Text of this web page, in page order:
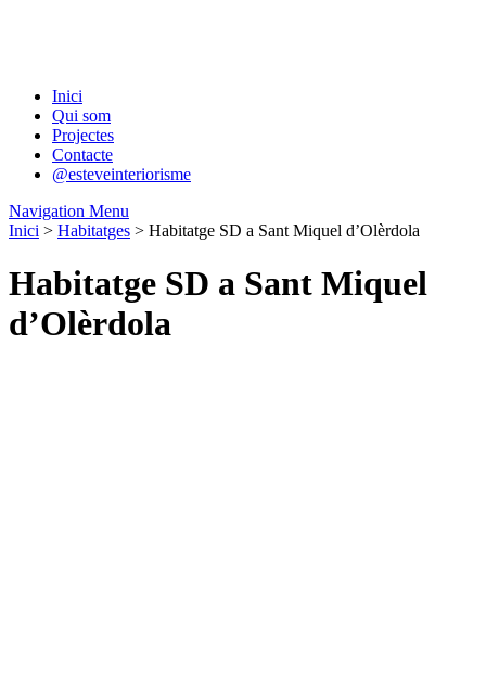
Inici
Qui som
Projectes
Contacte
@esteveinteriorisme
Navigation Menu
Inici > Habitatges > Habitatge SD a Sant Miquel d’Olèrdola
Habitatge SD a Sant Miquel
d’Olèrdola